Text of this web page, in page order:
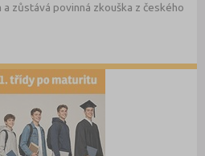
zůstává povinná zkouška z českého